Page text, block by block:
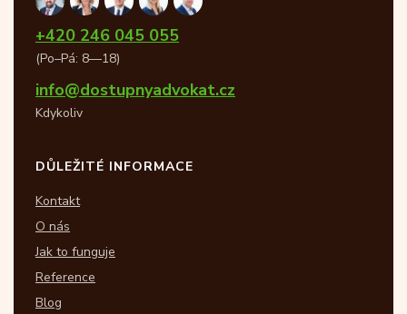
+420 246 045 055
(Po–Pá: 8—18)
info@dostupnyadvokat.cz
Kdykoliv
DŮLEŽITÉ INFORMACE
Kontakt
O nás
Jak to funguje
Reference
Blog